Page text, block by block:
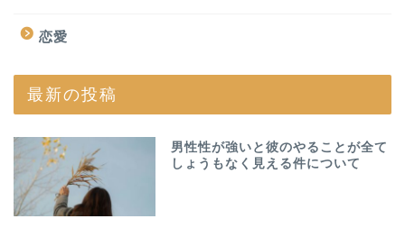
恋愛
最新の投稿
男性性が強いと彼のやることが全て
しょうもなく見える件について